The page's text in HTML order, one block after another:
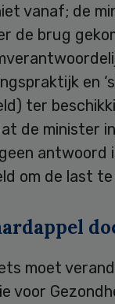
vanaf; de
de brug
en
ter
de minister
antwoord
om de last
moet
voor